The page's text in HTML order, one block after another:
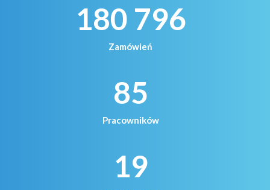
180 796
Zamówień
85
Pracowników
19